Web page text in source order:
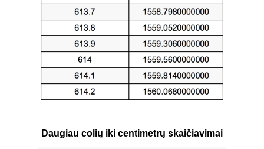
Daugiau colių iki centimetrų skaičiavimai